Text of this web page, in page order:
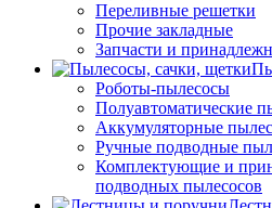
Переливные решетки
Прочие закладные
Запчасти и
Роботы-пылесосы
Полуавтоматические
Аккумуляторные
Ручные подводные
Комплектующие и
подводных пылесосов